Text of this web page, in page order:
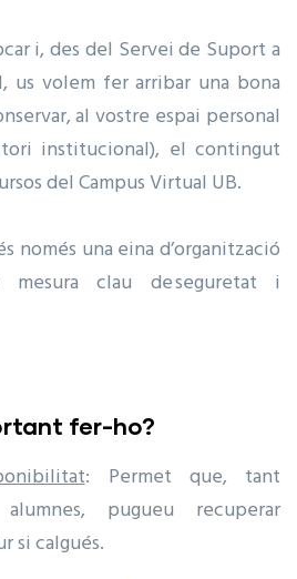
i, des del Servei de Suport a
us volem fer arribar una bona
al vostre espai personal
institucional), el contingut
del Campus Virtual UB.
només una eina d’organització
mesura clau de seguretat i
fer-ho?
: Permet que, tant
pugueu recuperar
si calgués.